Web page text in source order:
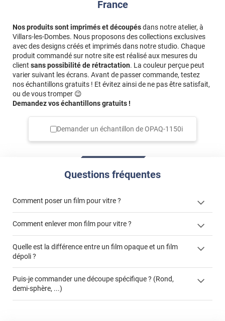
France
Nos produits sont imprimés et découpésdans notre atelier, à
Villars-les-Dombes. Nous proposons des collections exclusives
avec des designs créés et imprimés dans notre studio. Chaque
produit commandé sur notre site est réalisé aux mesures du
client sans possibilité de rétractation. La couleur perçue peut
varier suivant les écrans. Avant de passer commande, testez
nos échantillons gratuits ! Et évitez ainsi de ne pas être satisfait,
ou de vous tromper 😉
Demandez vos échantillons gratuits !
Demander un échantillon deOPAQ-1150i
Questions fréquentes
Comment poser un film pour vitre ?
cet
Comment enlever mon film pour vitre ?
votre film électrostatique pour vitre
Quelle est la différence entre un film opaque et un film
dépoli ?
film opaque
Puis-je commander une découpe spécifique ? (Rond,
demi-sphère, ...)
Il y a 2359 jours
ça devrait être très bien
*****Il y a 2511 jours
Satisfaite du resultat. Je recommande ce produit